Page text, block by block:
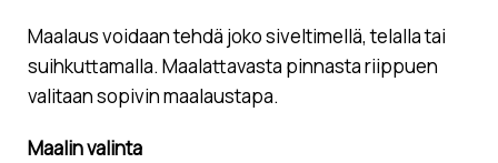
Maalaus voidaan tehdä joko siveltimellä, telalla tai
suihkuttamalla. Maalattavasta pinnasta riippuen
valitaan sopivin maalaustapa.
Maalin valinta